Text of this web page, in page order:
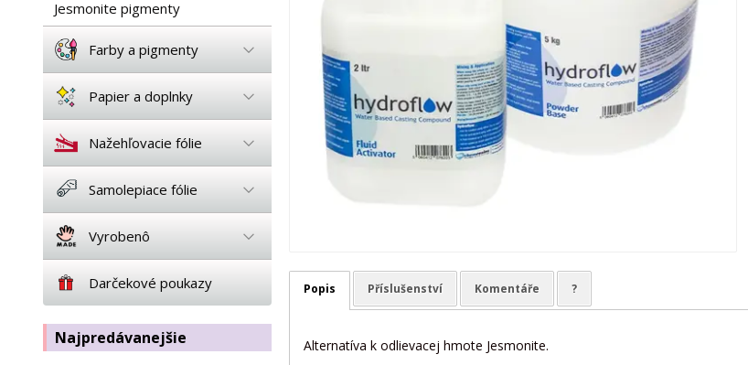
Jesmonite pigmenty
Farby a pigmenty
Papier a doplnky
Nažehľovacie fólie
Samolepiace fólie
Vyrobenô
Darčekové poukazy
Najpredávanejšie
Popis Příslušenství Komentáře ?
Alternatíva k odlievacej hmote Jesmonite.